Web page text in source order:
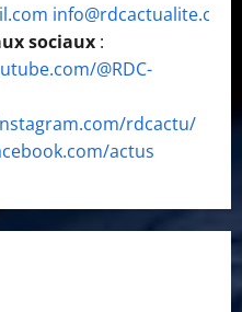
info@rdcactualite.com
sociaux :
@RDC-
rdcactu/
actus